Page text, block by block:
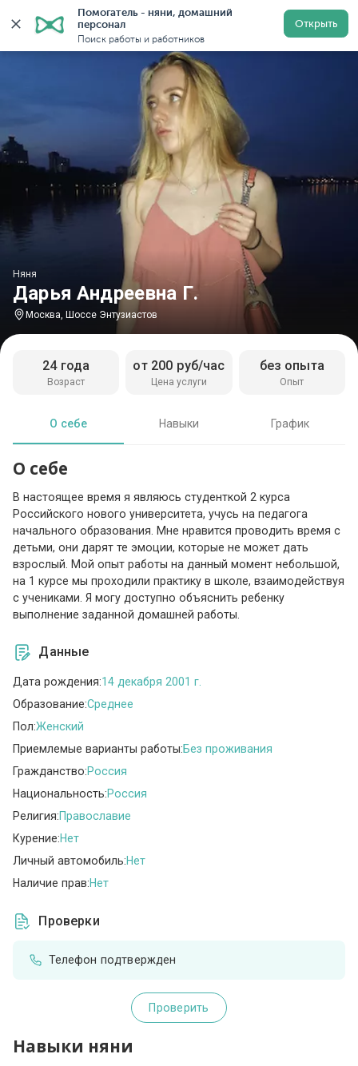
Помогатель - няни, домашний
персонал
Поиск работы и работников
Открыть
Главная Няни Няни в Москве Няни у метро
Дарья Андреевна Г.
Няня
Москва, Шоссе Энтузиастов
Возраст
24 года
Цена услуги
от 200 руб/час
Опыт
без опыта
О себе Навыки График
О себе
В настоящее время я являюсь студенткой 2 курса
Российского нового университета, учусь на педагога
начального образования. Мне нравится проводить время с
детьми, они дарят те эмоции, которые не может дать
взрослый. Мой опыт работы на данный момент небольшой,
на 1 курсе мы проходили практику в школе, взаимодействуя
с учениками. Я могу доступно объяснить ребенку
выполнение заданной домашней работы.
Данные
Дата рождения:14 декабря 2001 г.
Образование:Среднее
Пол:Женский
Приемлемые варианты работы:Без проживания
Гражданство:Россия
Национальность:Россия
Религия:Православие
Курение:Нет
Личный автомобиль:Нет
Наличие прав:Нет
Проверки
Телефон подтвержден
Проверить
Навыки няни